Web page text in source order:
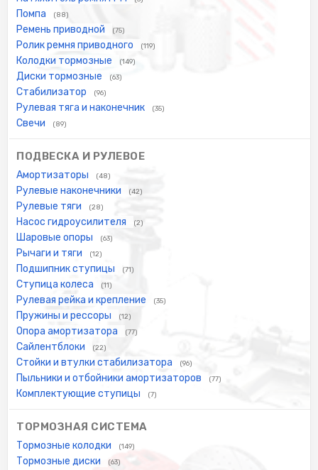
Помпа (88)
Ремень приводной (75)
Ролик ремня приводного (119)
Колодки тормозные (149)
Диски тормозные (63)
Стабилизатор (96)
Рулевая тяга и наконечник (35)
Свечи (89)
ПОДВЕСКА И РУЛЕВОЕ
Амортизаторы (48)
Рулевые наконечники (42)
Рулевые тяги (28)
Насос гидроусилителя (2)
Шаровые опоры (63)
Рычаги и тяги (12)
Подшипник ступицы (71)
Ступица колеса (11)
Рулевая рейка и крепление (35)
Пружины и рессоры (12)
Опора амортизатора (77)
Сайлентблоки (22)
Стойки и втулки стабилизатора (96)
Пыльники и отбойники амортизаторов (77)
Комплектующие ступицы (7)
ТОРМОЗНАЯ СИСТЕМА
Тормозные колодки (149)
Тормозные диски (63)